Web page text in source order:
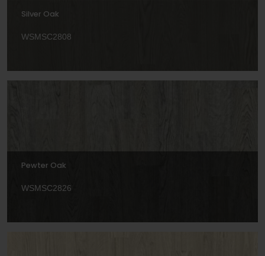
Silver Oak
WSMSC2808
Pewter Oak
WSMSC2826